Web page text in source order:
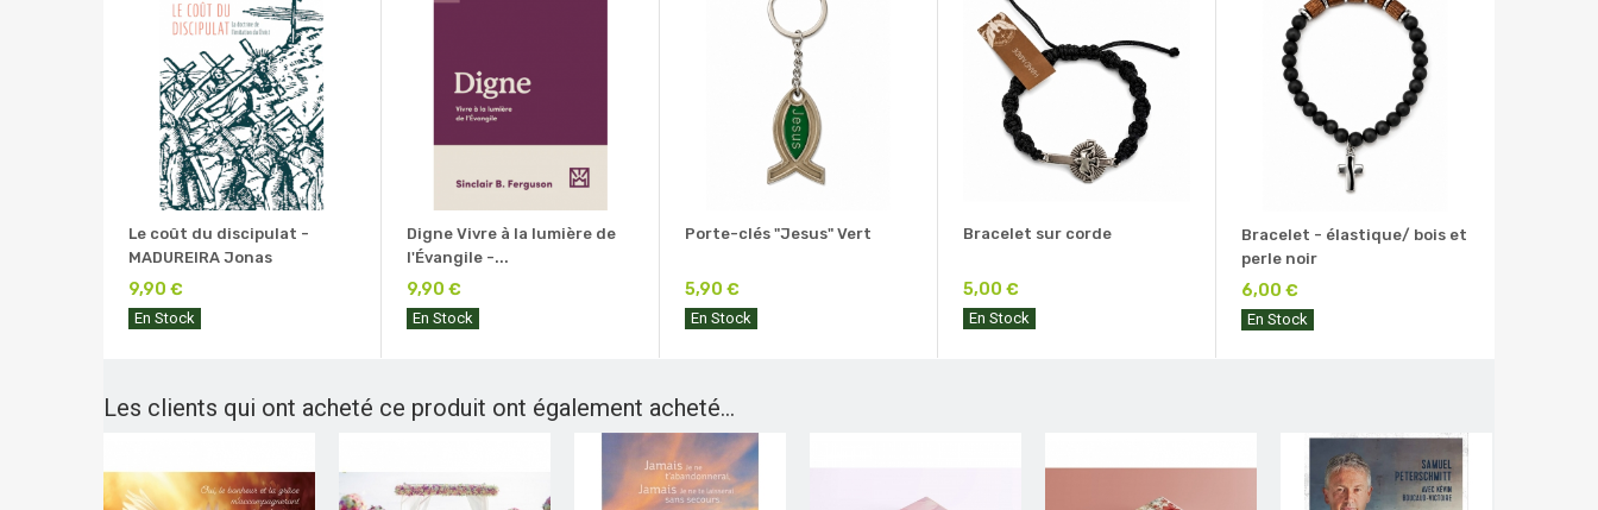
Le coût du discipulat -
MADUREIRA Jonas
9,90 €
En Stock
Digne Vivre à la lumière de
l'Évangile -...
9,90 €
En Stock
Porte-clés "Jesus" Vert
5,90 €
En Stock
Bracelet sur corde
5,00 €
En Stock
Bracelet - élastique/ bois et
perle noir
6,00 €
En Stock
Les clients qui ont acheté ce produit ont également acheté...